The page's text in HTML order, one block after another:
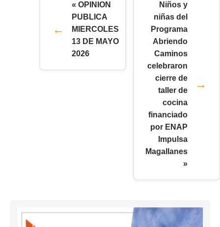
« OPINION
PUBLICA
MIERCOLES
13 DE MAYO
2026
Niños y
niñas del
Programa
Abriendo
Caminos
celebraron
cierre de
taller de
cocina
financiado
por ENAP
Impulsa
Magallanes
»